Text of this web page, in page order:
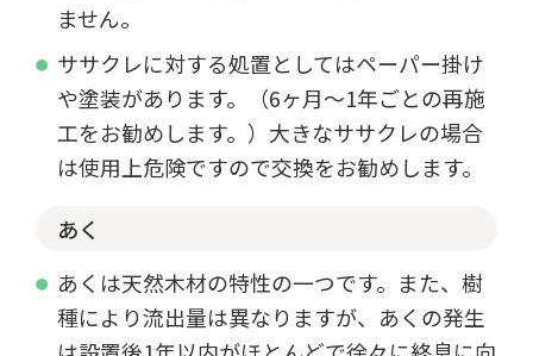
ません。
ササクレに対する処置としてはペーパー掛け
や塗装があります。（6ヶ月～1年ごとの再施
工をお勧めします。）大きなササクレの場合
は使用上危険ですので交換をお勧めします。
あく
あくは天然木材の特性の一つです。また、樹
種により流出量は異なりますが、あくの発生